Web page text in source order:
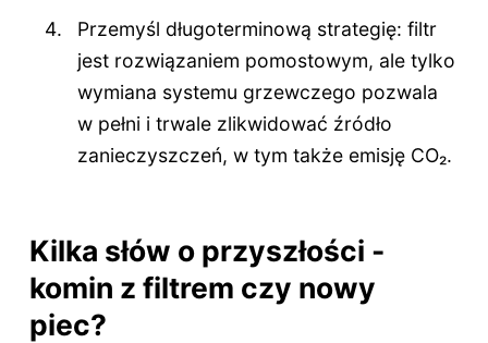
Przemyśl długoterminową strategię: filtr
jest rozwiązaniem pomostowym, ale tylko
wymiana systemu grzewczego pozwala
w pełni i trwale zlikwidować źródło
zanieczyszczeń, w tym także emisję CO₂.
Kilka słów o przyszłości -
komin z filtrem czy nowy
piec?